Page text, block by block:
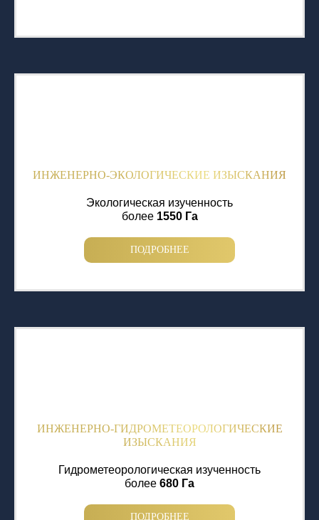
ИНЖЕНЕРНО-ЭКОЛОГИЧЕСКИЕ ИЗЫСКАНИЯ
Экологическая изученность
более 1550 Га
ПОДРОБНЕЕ
ИНЖЕНЕРНО-ГИДРОМЕТЕОРОЛОГИЧЕСКИЕ
ИЗЫСКАНИЯ
Гидрометеорологическая изученность
более 680 Га
ПОДРОБНЕЕ